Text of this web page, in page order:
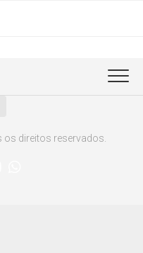
os direitos reservados.